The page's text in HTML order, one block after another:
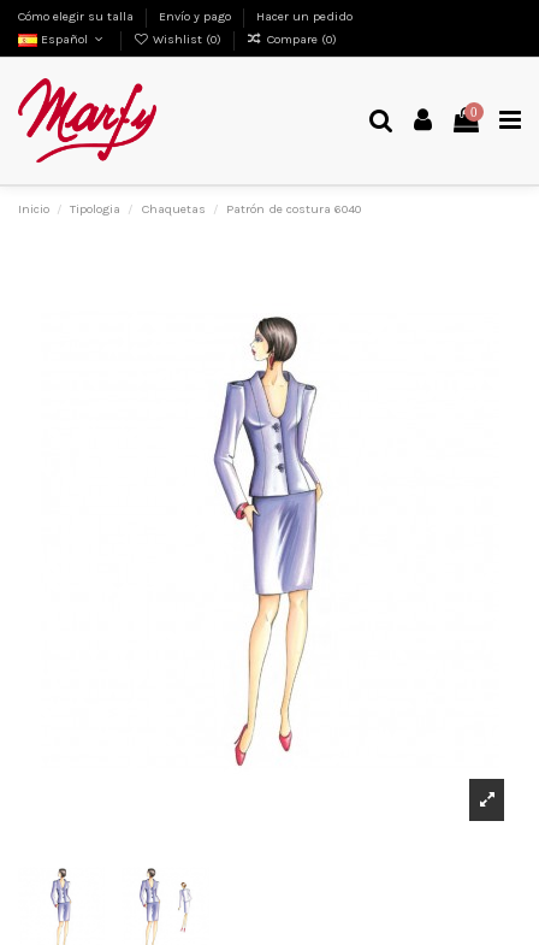
Cómo elegir su talla Envío y pago
Hacer un pedido
Español
Wishlist (0) Compare (0)
0
Inicio Tipologia Chaquetas Patrón de costura 6040